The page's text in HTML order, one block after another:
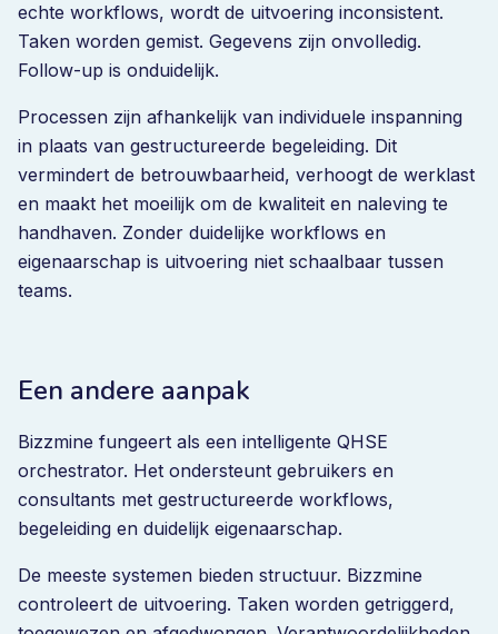
echte workflows, wordt de uitvoering inconsistent.
Taken worden gemist. Gegevens zijn onvolledig.
Follow-up is onduidelijk.
Processen zijn afhankelijk van individuele inspanning
in plaats van gestructureerde begeleiding. Dit
vermindert de betrouwbaarheid, verhoogt de werklast
en maakt het moeilijk om de kwaliteit en naleving te
handhaven. Zonder duidelijke workflows en
eigenaarschap is uitvoering niet schaalbaar tussen
teams.
Een andere aanpak
Bizzmine fungeert als een intelligente QHSE
orchestrator. Het ondersteunt gebruikers en
consultants met gestructureerde workflows,
begeleiding en duidelijk eigenaarschap.
De meeste systemen bieden structuur. Bizzmine
controleert de uitvoering. Taken worden getriggerd,